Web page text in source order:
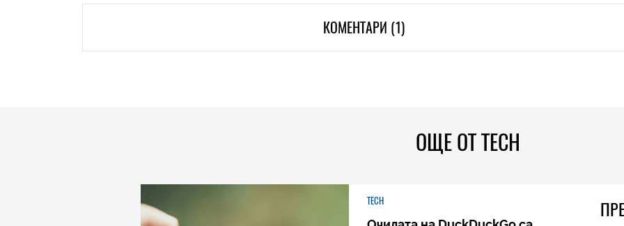
КОМЕНТАРИ (1)
ОЩЕ ОТ TECH
TECH